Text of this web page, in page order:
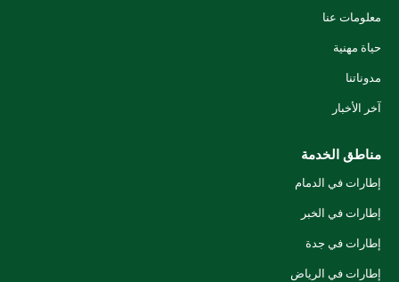
معلومات عنا
حياة مهنية
مدوناتنا
آخر الأخبار
مناطق الخدمة
إطارات في الدمام
إطارات في الخبر
إطارات في جدة
إطارات في الرياض